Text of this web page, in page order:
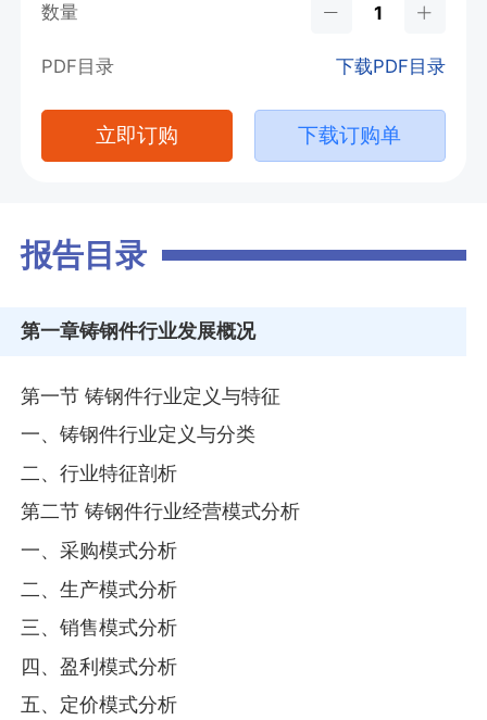
数量
PDF目录 下载PDF目录
立即订购 下载订购单
报告目录
第一章铸钢件行业发展概况
第一节 铸钢件行业定义与特征
一、铸钢件行业定义与分类
二、行业特征剖析
第二节 铸钢件行业经营模式分析
一、采购模式分析
二、生产模式分析
三、销售模式分析
四、盈利模式分析
五、定价模式分析